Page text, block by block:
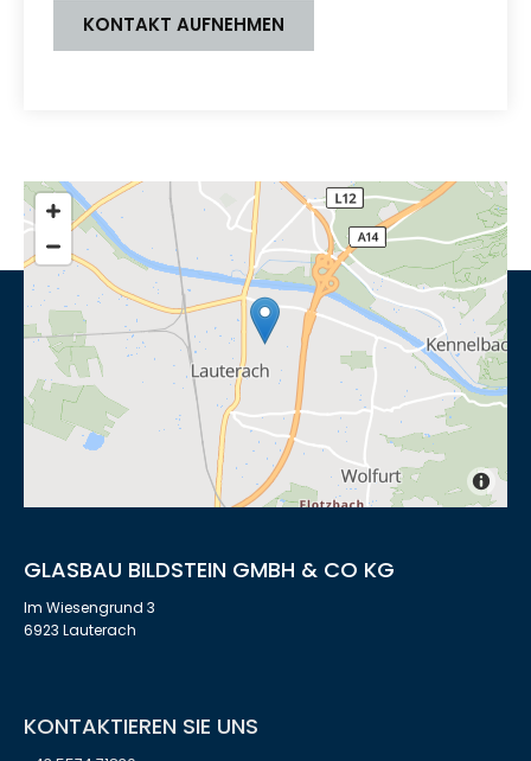
KONTAKT AUFNEHMEN
GLASBAU BILDSTEIN GMBH & CO KG
Im Wiesengrund 3
6923 Lauterach
KONTAKTIEREN SIE UNS